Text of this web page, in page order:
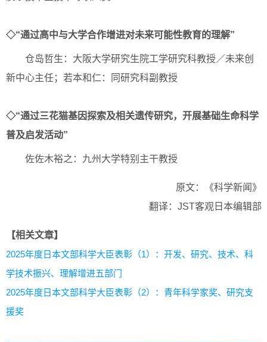
◇“通过高中与大学合作增进对未来可能性教育的理解”
仓岛哲生：大阪大学研究生院工学研究科教授／未来创
新中心主任；若本和仁：同研究科副教授
◇“通过三花猫基因探索及相关遗传研究，开展基础生命科学
普及启发活动”
佐佐木裕之：九州大学特别主干教授
原文：《科学新闻》
翻译：JST客观日本编辑部
【相关文章】
2025年度日本文部科学大臣表彰（1）：开发、研究、技术、科
学技术振兴、理解增进五部门
2025年度日本文部科学大臣表彰（2）：青年科学家奖、研究支
援奖